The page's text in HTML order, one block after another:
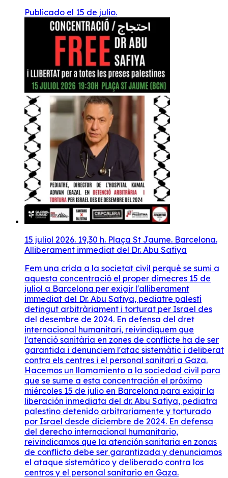
Publicado el 15 de julio.
15 juliol 2026. 19,30 h. Plaça St Jaume. Barcelona.
Alliberament immediat del Dr. Abu Safiya
Fem una crida a la societat civil perquè se sumi a
aquesta concentració el proper dimecres 15 de
juliol a Barcelona per exigir l'alliberament
immediat del Dr. Abu Safiya, pediatre palestí
detingut arbitràriament i torturat per Israel des
del desembre de 2024. En defensa del dret
internacional humanitari, reivindiquem que
l'atenció sanitària en zones de conflicte ha de ser
garantida i denunciem l'atac sistemàtic i deliberat
contra els centres i el personal sanitari a Gaza.
Hacemos un llamamiento a la sociedad civil para
que se sume a esta concentración el próximo
miércoles 15 de julio en Barcelona para exigir la
liberación inmediata del dr. Abu Safiya, pediatra
palestino detenido arbitrariamente y torturado
por Israel desde diciembre de 2024. En defensa
del derecho internacional humanitario,
reivindicamos que la atención sanitaria en zonas
de conflicto debe ser garantizada y denunciamos
el ataque sistemático y deliberado contra los
centros y el personal sanitario en Gaza.